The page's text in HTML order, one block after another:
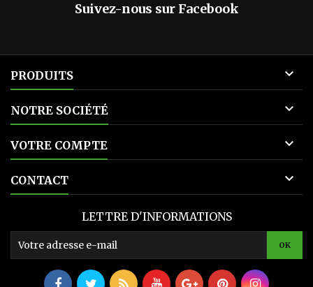
Suivez-nous sur Facebook
PRODUITS 
NOTRE SOCIÉTÉ 
VOTRE COMPTE 
CONTACT 
LETTRE D'INFORMATIONS